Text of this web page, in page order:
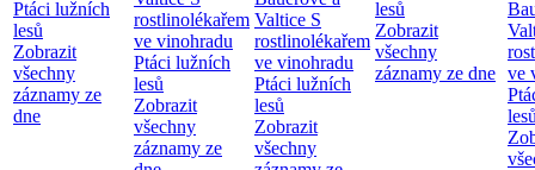
Ptáci lužních
lesů
Zobrazit
všechny
záznamy ze
dne
rostlinolékařem
ve vinohradu
Ptáci lužních
lesů
Zobrazit
všechny
záznamy ze
Valtice S
rostlinolékařem
ve vinohradu
Ptáci lužních
lesů
Zobrazit
všechny
lesů
Zobrazit
všechny
záznamy ze dne ve